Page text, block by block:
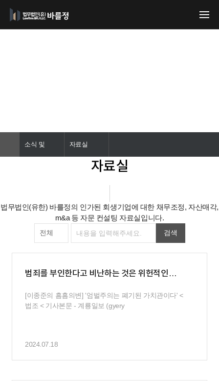
소식 및 자료실
자료실
법무법인(유한) 바를정의 인가된 회생기업에 대한 채무조정, 자산매각,
m&a 등 자문 컨설팅 자료실입니다.
검색
범죄를 부인한다고 비난하는 것은 위헌적인
[이종준의 흠흠의변] '엄벌주의는 폐기된 가치관이다' <
법조 < 기사본문 - 계룡일보 (gyery
2024.07.18